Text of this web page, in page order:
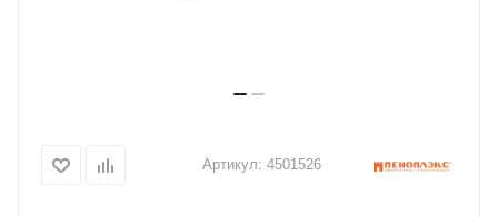
Артикул: 4501526